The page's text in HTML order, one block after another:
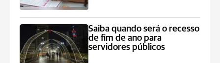
Saiba quando será o recesso
de fim de ano para
servidores públicos